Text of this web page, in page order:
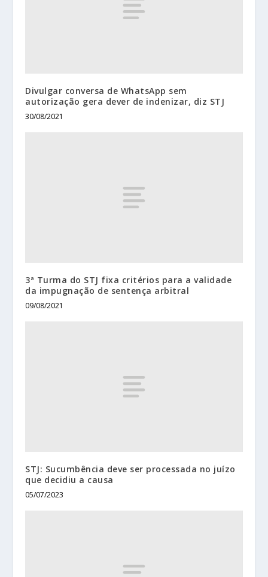
Divulgar conversa de WhatsApp sem
autorização gera dever de indenizar, diz STJ
30/08/2021
3ª Turma do STJ fixa critérios para a validade
da impugnação de sentença arbitral
09/08/2021
STJ: Sucumbência deve ser processada no juízo
que decidiu a causa
05/07/2023